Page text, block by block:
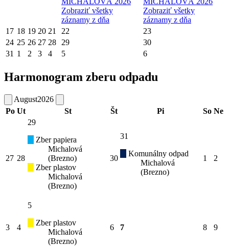
Zobraziť všetky
záznamy z dňa
Zobraziť všetky
záznamy z dňa
17 18 19 20 21 22
23
24 25 26 27 28 29
30
31 1 2 3 4 5 6
Harmonogram zberu odpadu
August2026
Po Ut St Št Pi So Ne
27 28
29
Zber papiera
Michalová
(Brezno)
Zber plastov
Michalová
(Brezno)
30
31
Komunálny odpad
Michalová
(Brezno)
1 2
3 4
5
Zber plastov
Michalová
(Brezno)
6 7 8 9